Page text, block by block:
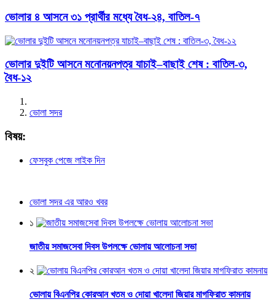
ভোলার ৪ আসনে ৩১ প্রার্থীর মধ্যে বৈধ-২৪, বাতিল-৭
ভোলার দুইটি আসনে মনোনয়নপত্র যাচাই–বাছাই শেষ : বাতিল-৩,
বৈধ-১২
ভোলা সদর
বিষয়:
ফেসবুক পেজে লাইক দিন
ভোলা সদর এর আরও খবর
১
জাতীয় সমাজসেবা দিবস উপলক্ষে ভোলায় আলোচনা সভা
২
ভোলায় বিএনপির কোরআন খতম ও দোয়া খালেদা জিয়ার মাগফিরাত কামনায়